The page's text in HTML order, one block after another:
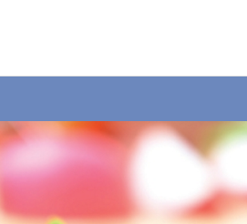
Fax: +49 (0) 6404-90458